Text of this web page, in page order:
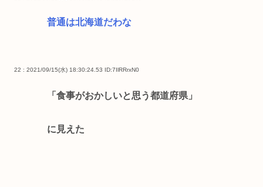
普通は北海道だわな
22 : 2021/09/15(水) 18:30:24.53 ID:7IlRRrxN0
「食事がおかしいと思う都道府県」
に見えた